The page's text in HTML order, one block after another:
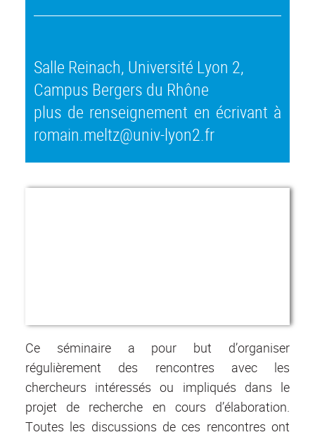
Salle Reinach, Université Lyon 2,
Campus Bergers du Rhône
plus de renseignement en écrivant à
romain.meltz@univ-lyon2.fr
Ce séminaire a pour but d’organiser
régulièrement des rencontres avec les
chercheurs intéressés ou impliqués dans le
projet de recherche en cours d’élaboration.
Toutes les discussions de ces rencontres ont